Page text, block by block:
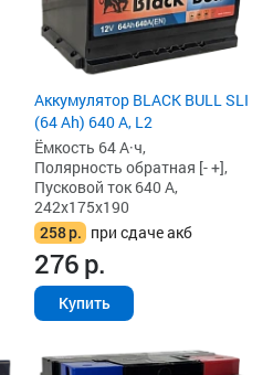
Аккумулятор BLACK BULL SLI
(64 Ah) 640 А, L2
Ёмкость 64 А·ч,
Полярность обратная [- +],
Пусковой ток 640 А,
242x175x190
258р. при сдаче акб
276р.
Купить